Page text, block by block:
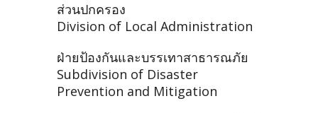
ส่วนปกครอง
Division of Local Administration
ฝ่ายป้องกันและบรรเทาสาธารณภัย
Subdivision of Disaster
Prevention and Mitigation